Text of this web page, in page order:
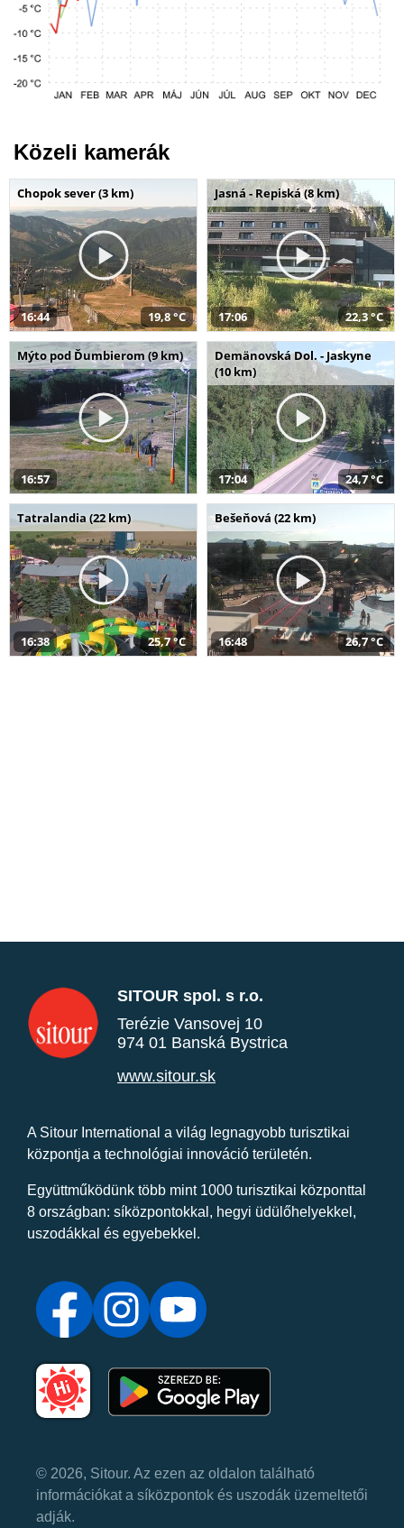
Közeli kamerák
Chopok sever (3 km)
16:44 19,8 °C
Jasná - Repiská (8 km)
17:06 22,3 °C
Mýto pod Ďumbierom (9 km)
16:57
Demänovská Dol. - Jaskyne
(10 km)
17:04 24,7 °C
Tatralandia (22 km)
16:38 25,7 °C
Bešeňová (22 km)
16:48 26,7 °C
SITOUR spol. s r.o.
Terézie Vansovej 10
974 01 Banská Bystrica
www.sitour.sk
A Sitour International a világ legnagyobb turisztikai
központja a technológiai innováció területén.
Együttműködünk több mint 1000 turisztikai központtal
8 országban: síközpontokkal, hegyi üdülőhelyekkel,
uszodákkal és egyebekkel.
© 2026, Sitour. Az ezen az oldalon található
információkat a síközpontok és uszodák üzemeltetői
adják.